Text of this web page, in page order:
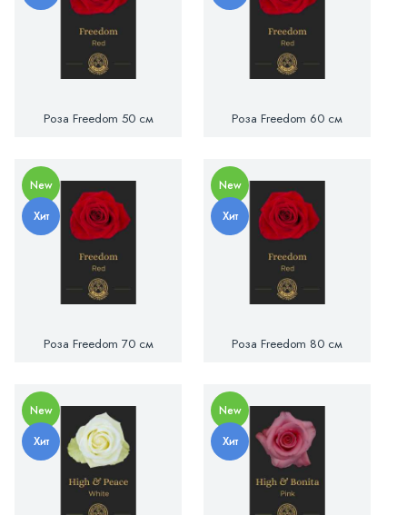
Роза Freedom 50 см Роза Freedom 60 см
New
Хит
Роза Freedom 70 см
New
Хит
Роза Freedom 80 см
New
Хит
New
Хит